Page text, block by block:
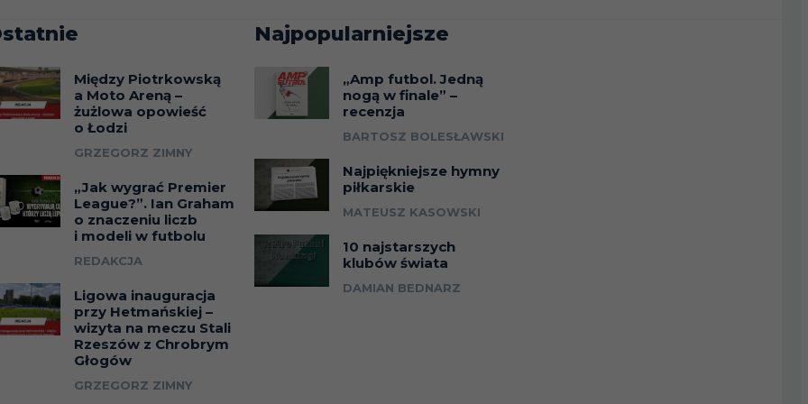
Między Piotrkowską
a Moto Areną –
żużlowa opowieść
o Łodzi
GRZEGORZ ZIMNY
„Jak wygrać Premier
League?”. Ian Graham
o znaczeniu liczb
i modeli w futbolu
REDAKCJA
Ligowa inauguracja
przy Hetmańskiej –
wizyta na meczu Stali
Rzeszów z Chrobrym
Głogów
GRZEGORZ ZIMNY
Najpopularniejsze
„Amp futbol. Jedną
nogą w finale” –
recenzja
BARTOSZ BOLESŁAWSKI
Najpiękniejsze hymny
piłkarskie
MATEUSZ KASOWSKI
10 najstarszych
klubów świata
DAMIAN BEDNARZ